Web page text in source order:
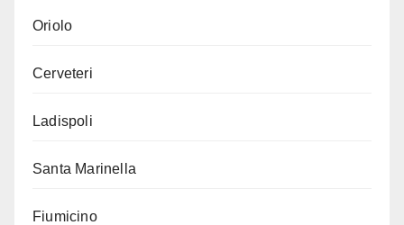
Oriolo
Cerveteri
Ladispoli
Santa Marinella
Fiumicino